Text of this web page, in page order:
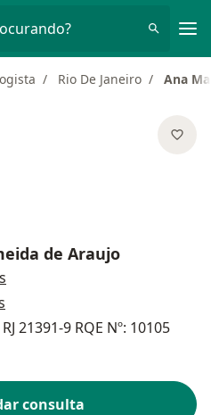
Rio De Janeiro Ana
de Araujo
21391-9 RQE Nº: 10105
consulta